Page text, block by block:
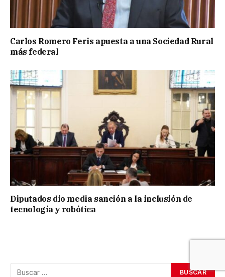
Carlos Romero Feris apuesta a una Sociedad Rural
más federal
Diputados dio media sanción a la inclusión de
tecnología y robótica